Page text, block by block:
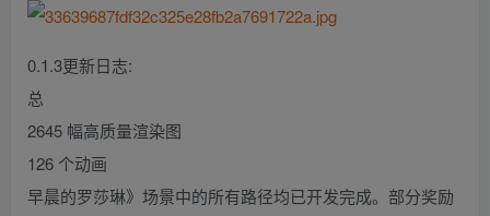
0.1.3更新日志:
总
2645 幅高质量渲染图
126 个动画
早晨的罗莎琳》场景中的所有路径均已开发完成。部分奖励